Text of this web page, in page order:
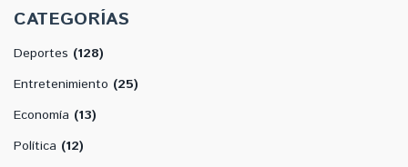
CATEGORÍAS
Deportes (128)
Entretenimiento (25)
Economía (13)
Política (12)